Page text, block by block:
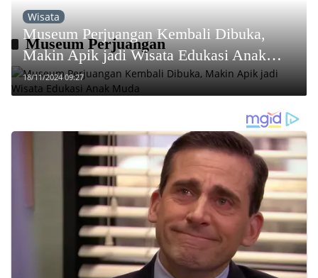
Museum Perjuangan
Wisata
Museum Perjuangan Kembali Dibuka,
Makin Apik jadi Wisata Edukasi Anak
Muda
18/11/2024 09:27